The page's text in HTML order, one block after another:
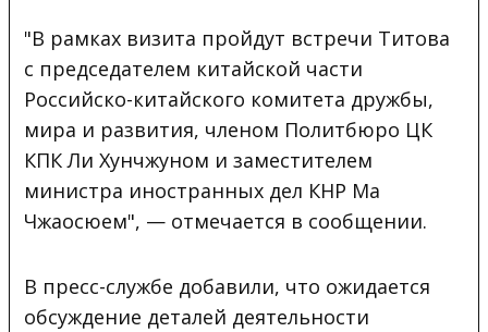
"В рамках визита пройдут встречи Титова
с председателем китайской части
Российско-китайского комитета дружбы,
мира и развития, членом Политбюро ЦК
КПК Ли Хунчжуном и заместителем
министра иностранных дел КНР Ма
Чжаосюем", — отмечается в сообщении.
В пресс-службе добавили, что ожидается
обсуждение деталей деятельности